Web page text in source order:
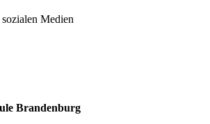
Medien
Brandenburg